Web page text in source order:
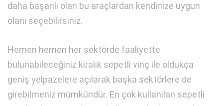
daha başarılı olan bu araçlardan kendinize uygun
olanı seçebilirsiniz.
Hemen hemen her sektörde faaliyette
bulunabileceğiniz kiralık sepetli vinç ile oldukça
geniş yelpazelere açılarak başka sektörlere de
girebilmeniz mümkündür. En çok kullanılan sepetli